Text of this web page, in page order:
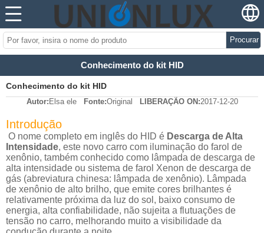
Procurar
Conhecimento do kit HID
Conhecimento do kit HID
Autor: Elsa ele Fonte:Original LIBERAÇÃO ON:2017-12-20
Introdução
O nome completo em inglês do HID é Descarga de Alta
Intensidade, este novo carro com iluminação do farol de
xenônio, também conhecido como lâmpada de descarga de
alta intensidade ou sistema de farol Xenon de descarga de
gás (abreviatura chinesa: lâmpada de xenônio). Lâmpada
de xenônio de alto brilho, que emite cores brilhantes é
relativamente próxima da luz do sol, baixo consumo de
energia, alta confiabilidade, não sujeita a flutuações de
tensão no carro, melhorando muito a visibilidade da